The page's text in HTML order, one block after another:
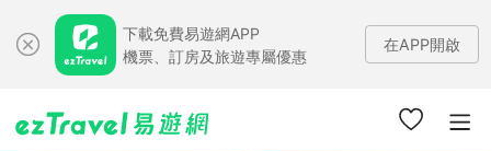
下載免費易遊網APP
機票、訂房及旅遊專屬優惠
在APP開啟